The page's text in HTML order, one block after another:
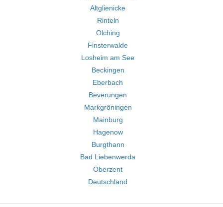
Altglienicke
Rinteln
Olching
Finsterwalde
Losheim am See
Beckingen
Eberbach
Beverungen
Markgröningen
Mainburg
Hagenow
Burgthann
Bad Liebenwerda
Oberzent
Deutschland